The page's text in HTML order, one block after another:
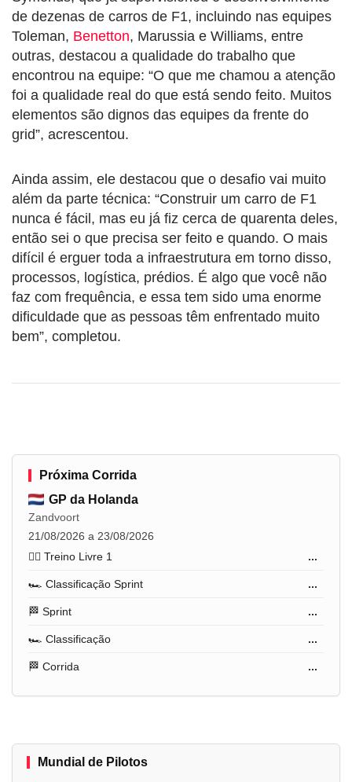
de dezenas de carros de F1, incluindo nas equipes
Toleman, Benetton, Marussia e Williams, entre
outras, destacou a qualidade do trabalho que
encontrou na equipe: “O que me chamou a atenção
foi a qualidade real do que está sendo feito. Muitos
elementos são dignos das equipes da frente do
grid”, acrescentou.
Ainda assim, ele destacou que o desafio vai muito
além da parte técnica: “Construir um carro de F1
nunca é fácil, mas eu já fiz cerca de quarenta deles,
então sei o que precisa ser feito e quando. O mais
difícil é erguer toda a infraestrutura em torno disso,
processos, logística, prédios. É algo que você não
faz com frequência, e essa tem sido uma enorme
dificuldade que as pessoas têm enfrentado muito
bem”, completou.
Próxima Corrida
GP da Holanda
Zandvoort
21/08/2026 a 23/08/2026
🏋️‍♂️ Treino Livre 1
...
🏎️ Classificação Sprint ...
🏁 Sprint ...
🏎️ Classificação ...
🏁 Corrida ...
Mundial de Pilotos